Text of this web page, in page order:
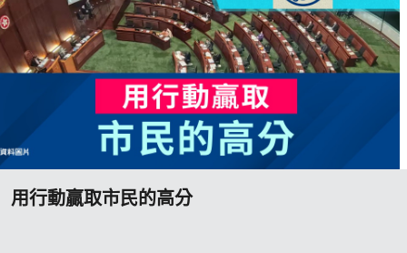
用行動贏取市民的高分